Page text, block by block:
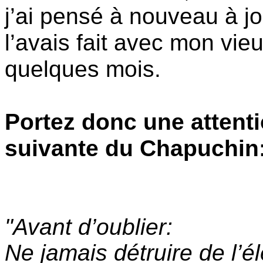
j’ai pensé à nouveau à
l’avais fait avec mon
quelques mois.
Portez donc une
suivante du
"Avant d’oublier:
Ne jamais détruire de